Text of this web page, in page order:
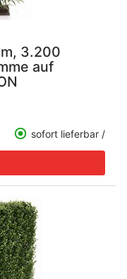
3.200
auf
sofort lieferbar /